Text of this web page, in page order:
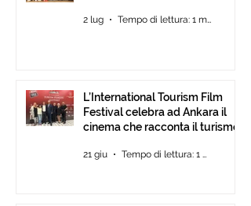
2 lug Tempo di lettura: 1 min
L’International Tourism Film
Festival celebra ad Ankara il
cinema che racconta il turismo.
21 giu Tempo di lettura: 1 min